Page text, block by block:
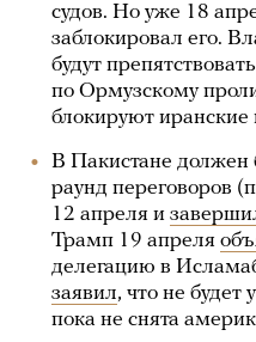
судов. Но уже 18
заблокировал его.
будут
по Ормузскому
блокируют иранские
В Пакистане должен
раунд переговоров
12 апреля и
Трамп 19 апреля
делегацию в
заявил, что не будет
пока не снята